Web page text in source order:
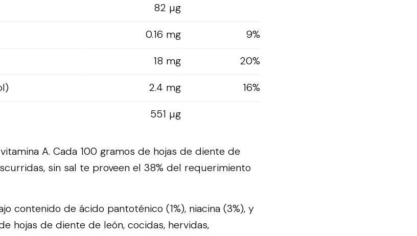
82 µg
0.16 mg
9%
18 mg
20%
2.4 mg
16%
551 µg
A. Cada 100 gramos de hojas de diente de
sin sal te proveen el 38% del requerimiento
contenido de ácido pantoténico (1%), niacina (3%), y
hojas de diente de león, cocidas, hervidas,